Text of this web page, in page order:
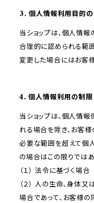
3. 個人情報利用目的
当ショップは、個人情
合理的に認められる範
変更した場合にはお客
4. 個人情報利用の制限
当ショップは、個人情
れる場合を除き、お客
必要な範囲を超えて個
の場合はこの限りではあ
（１） 法令に基づく場合
（２） 人の生命、身体
場合であって、お客様